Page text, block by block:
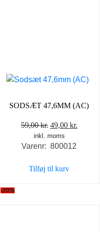
SODSÆT 47,6MM (AC)
59,00kr. Den
oprindelige
pris
59,00 kr..
49,00 kr.
inkl. moms
Varenr: 800012
Tilføj til kurv
-20%